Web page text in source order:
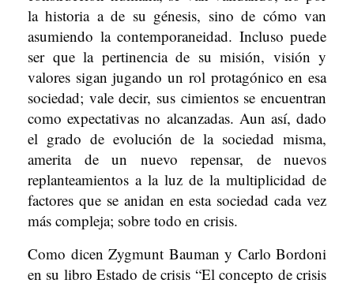
la historia a de su génesis, sino de cómo van
asumiendo la contemporaneidad. Incluso puede
ser que la pertinencia de su misión, visión y
valores sigan jugando un rol protagónico en esa
sociedad; vale decir, sus cimientos se encuentran
como expectativas no alcanzadas. Aun así, dado
el grado de evolución de la sociedad misma,
amerita de un nuevo repensar, de nuevos
replanteamientos a la luz de la multiplicidad de
factores que se anidan en esta sociedad cada vez
más compleja; sobre todo en crisis.
Como dicen Zygmunt Bauman y Carlo Bordoni
en su libro Estado de crisis “El concepto de crisis